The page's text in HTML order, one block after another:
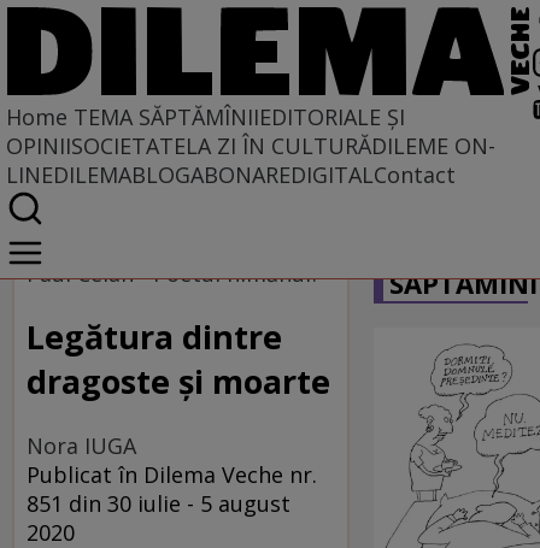
Home TEMA SĂPTĂMÎNIIEDITORIALE ȘI
OPINIISOCIETATELA ZI ÎN CULTURĂDILEME ON-
LINEDILEMABLOGABONAREDIGITALContact
Home
Tema săptămînii
Paul Celan - Poetul nimănui?
Legătura dintre
dragoste și moarte
Nora IUGA
Publicat în Dilema Veche nr.
851 din 30 iulie - 5 august
2020